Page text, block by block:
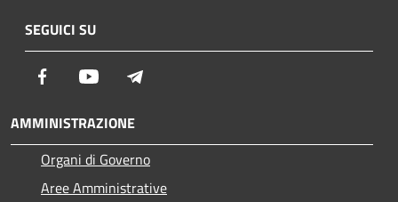
SEGUICI SU
Facebook Youtube
AMMINISTRAZIONE
Organi di Governo
Aree Amministrative